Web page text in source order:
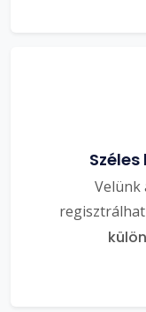
Velünk